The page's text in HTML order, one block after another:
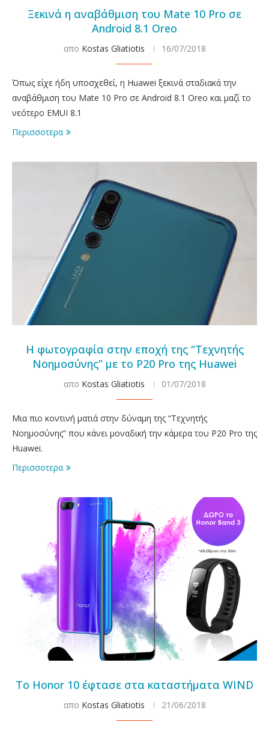
Ξεκινά η αναβάθμιση του Mate 10 Pro σε
Android 8.1 Oreo
απο Kostas Gliatiotis 16/07/2018
Όπως είχε ήδη υποσχεθεί, η Huawei ξεκινά σταδιακά την
αναβάθμιση του Mate 10 Pro σε Android 8.1 Oreo και μαζί το
νεότερο EMUI 8.1
Περισσοτερα
Η φωτογραφία στην εποχή της “Τεχνητής
Νοημοσύνης” με το P20 Pro της Huawei
απο Kostas Gliatiotis 01/07/2018
Μια πιο κοντινή ματιά στην δύναμη της “Τεχνητής
Νοημοσύνης” που κάνει μοναδική την κάμερα του P20 Pro της
Huawei.
Περισσοτερα
To Honor 10 έφτασε στα καταστήματα WIND
απο Kostas Gliatiotis 21/06/2018